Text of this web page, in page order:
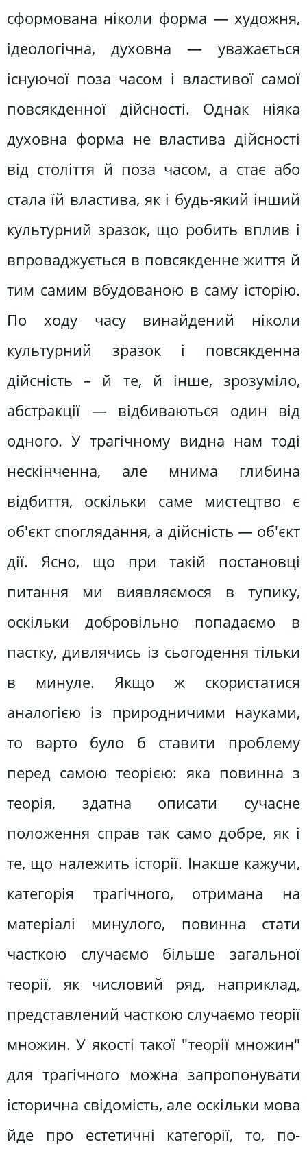
сформована ніколи форма — художня,
ідеологічна, духовна — уважається
існуючої поза часом і властивої самої
повсякденної дійсності. Однак ніяка
духовна форма не властива дійсності
від століття й поза часом, а стає або
стала їй властива, як і будь-який інший
культурний зразок, що робить вплив і
впроваджується в повсякденне життя й
тим самим вбудованою в саму історію.
По ходу часу винайдений ніколи
культурний зразок і повсякденна
дійсність – й те, й інше, зрозуміло,
абстракції — відбиваються один від
одного. У трагічному видна нам тоді
нескінченна, але мнима глибина
відбиття, оскільки саме мистецтво є
об'єкт споглядання, а дійсність — об'єкт
дії. Ясно, що при такій постановці
питання ми виявляємося в тупику,
оскільки добровільно попадаємо в
пастку, дивлячись із сьогодення тільки
в минуле. Якщо ж скористатися
аналогією із природничими науками,
то варто було б ставити проблему
перед самою теорією: яка повинна з
теорія, здатна описати сучасне
положення справ так само добре, як і
те, що належить історії. Інакше кажучи,
категорія трагічного, отримана на
матеріалі минулого, повинна стати
часткою случаємо більше загальної
теорії, як числовий ряд, наприклад,
представлений часткою случаємо теорії
множин. У якості такої "теорії множин"
для трагічного можна запропонувати
історична свідомість, але оскільки мова
йде про естетичні категорії, то, по-